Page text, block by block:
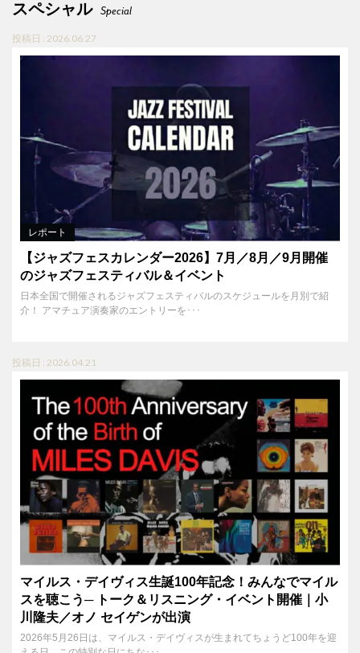
スペシャル Special
投稿日 : 2026.06.27
レポート
【ジャズフェスカレンダー2026】7月／8月／9月開催
のジャズフェスティバル＆イベント
日本全国で開催されるジャズフェスティバルのスケジュールを月別で紹
介！ アマチュア演奏家のエントリーを･･･
投稿日 : 2026.04.21
マイルス・デイヴィス生誕100年記念！みんなでマイル
スを聴こう─ トーク＆リスニング・イベント開催｜小
川隆夫／オノ セイゲンが出演
2026年5月26日は、マイルス・デイヴィスが生まれてちょうど100年を迎